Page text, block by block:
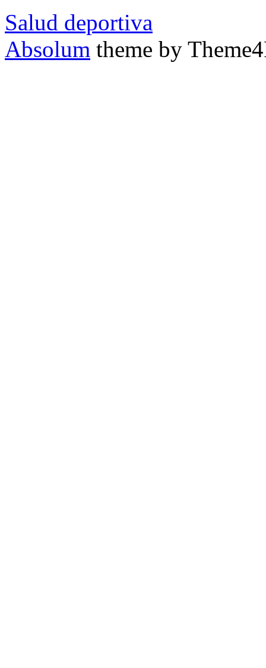
Salud deportiva
Absolum theme by